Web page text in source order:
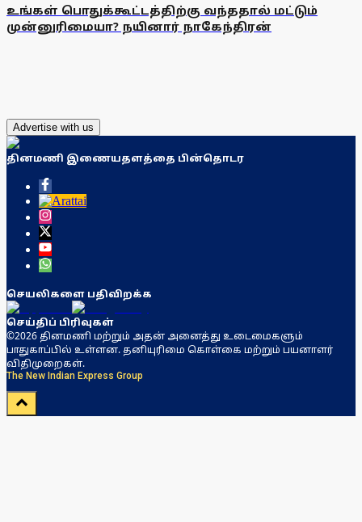
உங்கள் பொதுக்கூட்டத்திற்கு வந்ததால் மட்டும்
முன்னுரிமையா? நயினார் நாகேந்திரன்
Advertise with us
தினமணி இணையதளத்தை பின்தொடர
செயலிகளை பதிவிறக்க
செய்திப் பிரிவுகள்
©2026 தினமணி மற்றும் அதன் அனைத்து உடைமைகளும்
பாதுகாப்பில் உள்ளன. தனியுரிமை கொள்கை மற்றும் பயனாளர்
விதிமுறைகள்.
The New Indian Express Group